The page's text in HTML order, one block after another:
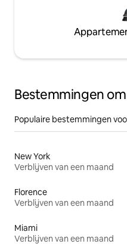
Bestemmingen
Populaire bestemmingen
New York
Verblijven van een maand
Florence
Verblijven van een maand
Miami
Verblijven van een maand